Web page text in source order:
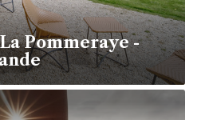
Pommeraye -